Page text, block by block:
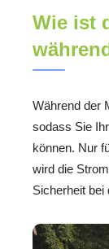
Wie ist
Während der
sodass Sie
können. Nur
wird die
Sicherheit bei